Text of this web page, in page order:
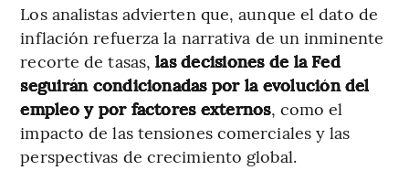
Los analistas advierten que, aunque el dato de
inflación refuerza la narrativa de un inminente
recorte de tasas,las decisiones de la Fed
seguirán condicionadas por la evolución del
empleo y por factores externos, como el
impacto de las tensiones comerciales y las
perspectivas de crecimiento global.